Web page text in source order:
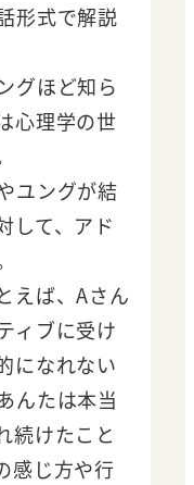
形式で解説
グほど知ら
心理学の世
ユングが結
して、アド
えば、Aさん
ィブに受け
になれない
んたは本当
続けたこと
感じ方や行